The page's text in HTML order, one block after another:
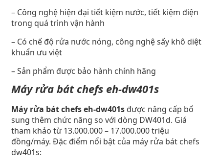
– Công nghệ hiện đại tiết kiệm nước, tiết kiệm điện
trong quá trình vận hành
– Có chế độ rửa nước nóng, công nghệ sấy khô diệt
khuẩn ưu việt
– Sản phẩm được bảo hành chính hãng
Máy rửa bát chefs eh-dw401s
Máy rửa bát chefs eh-dw401s được nâng cấp bổ
sung thêm chức năng so với dòng DW401d. Giá
tham khảo từ 13.000.000 – 17.000.000 triệu
đồng/máy. Đặc điểm nổi bật của máy rửa bát chefs
dw401s: